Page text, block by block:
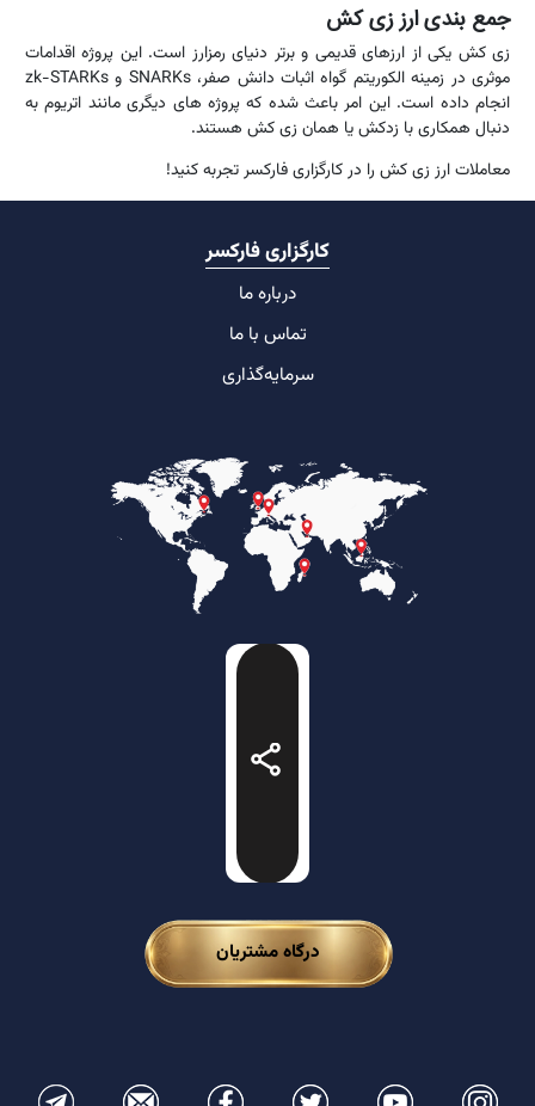
جمع بندی ارز زی کش
زی کش یکی از ارزهای قدیمی و برتر دنیای رمزارز است. این پروژه اقدامات
موثری در زمینه الکوریتم گواه اثبات دانش صفر، SNARKs و zk-STARKs
انجام داده است. این امر باعث شده که پروژه های دیگری مانند اتریوم به
دنبال همکاری با زدکش یا همان زی کش هستند.
معاملات ارز زی کش را در کارگزاری فارکسر تجربه کنید!
کارگزاری فارکسر
درباره ما
تماس با ما
سرمایه‌گذاری
درگاه مشتریان